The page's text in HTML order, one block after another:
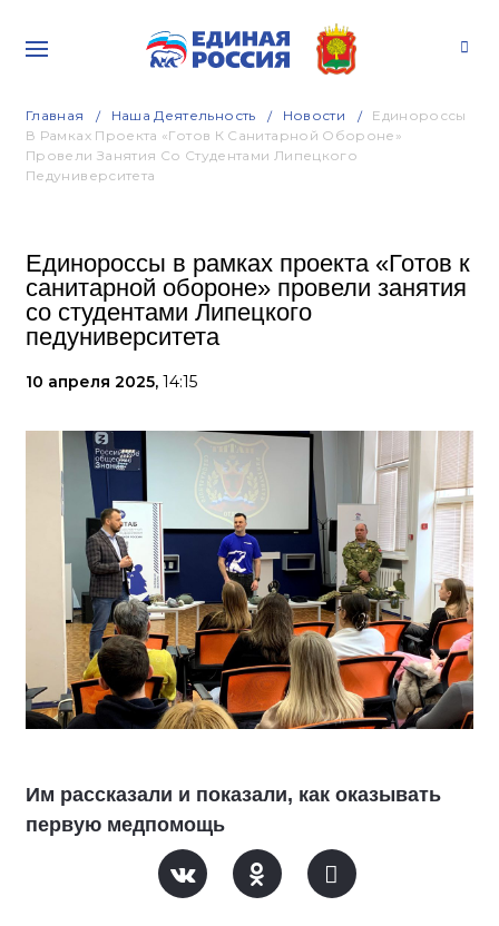
Главная Наша Деятельность Новости
Единороссы
В Рамках Проекта «Готов К Санитарной Обороне»
Провели Занятия Со Студентами Липецкого
Педуниверситета
Единороссы в рамках проекта «Готов к
санитарной обороне» провели занятия
со студентами Липецкого
педуниверситета
10 апреля 2025, 14:15
Им рассказали и показали, как оказывать
первую медпомощь